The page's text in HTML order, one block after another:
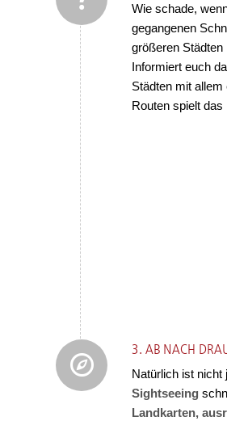
Wie schade,
gegangenen
größeren
Informiert euch
Städten mit
Routen spielt das
3. AB NACH
Natürlich ist nicht
Sightseeing
Landkarten,